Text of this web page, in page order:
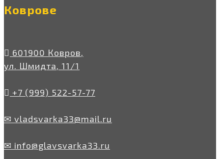
Коврове
601900 Ковров,
ул. Шмидта, 11/1
+7 (999) 522-57-77
✉ vladsvarka33@mail.ru
✉ info@glavsvarka33.ru